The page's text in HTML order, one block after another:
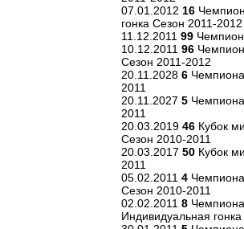
07.01.2012 16
гонка Сезон 2011-2012
11.12.2011 99
10.12.2011 96
Сезон 2011-2012
20.11.2028 6
2011
20.11.2027 5
2011
20.03.2019 46 Кубок
Сезон 2010-2011
20.03.2017 50 Кубок
2011
05.02.2011 4
Сезон 2010-2011
02.02.2011 8
Индивидуальная